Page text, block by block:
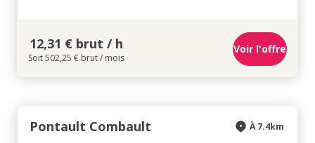
12,31 € brut / h
Soit 502,25 € brut / mois
Voir l'offre
Pontault Combault
À 7.4km